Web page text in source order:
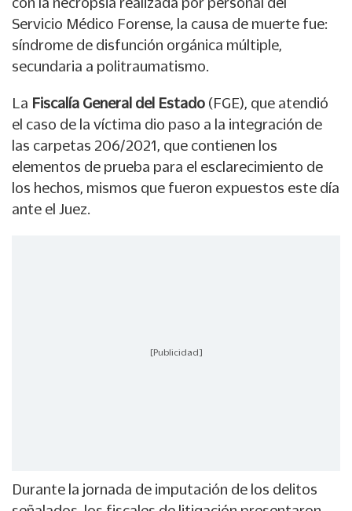
Servicio Médico Forense, la causa de muerte fue:
síndrome de disfunción orgánica múltiple,
secundaria a politraumatismo.
La Fiscalía General del Estado (FGE), que atendió
el caso de la víctima dio paso a la integración de
las carpetas 206/2021, que contienen los
elementos de prueba para el esclarecimiento de
los hechos, mismos que fueron expuestos este día
ante el Juez.
[Publicidad]
Durante la jornada de imputación de los delitos